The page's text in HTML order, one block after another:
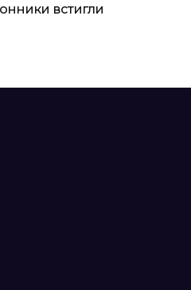
встигли